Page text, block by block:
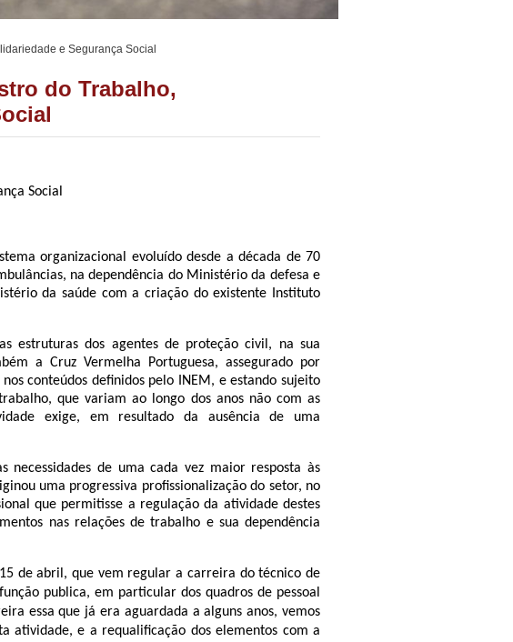
e Segurança Social
do Trabalho,
Social
organizacional evoluído desde a década de 70
na dependência do Ministério da defesa e
da saúde com a criação do existente Instituto
estruturas dos agentes de proteção civil, na sua
a Cruz Vermelha Portuguesa, assegurado por
conteúdos definidos pelo INEM, e estando sujeito
que variam ao longo dos anos não com as
exige, em resultado da ausência de uma
de uma cada vez maior resposta às
uma progressiva profissionalização do setor, no
que permitisse a regulação da atividade destes
nas relações de trabalho e sua dependência
de abril, que vem regular a carreira do técnico de
publica, em particular dos quadros de pessoal
essa que já era aguardada a alguns anos, vemos
atividade, e a requalificação dos elementos com a